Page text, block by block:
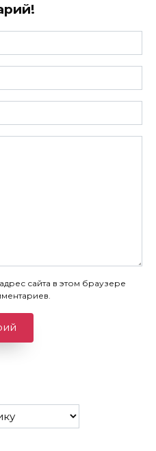
сайта в этом браузере